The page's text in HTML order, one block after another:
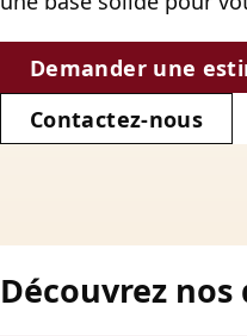
Demander une
Contactez-nous
Découvrez